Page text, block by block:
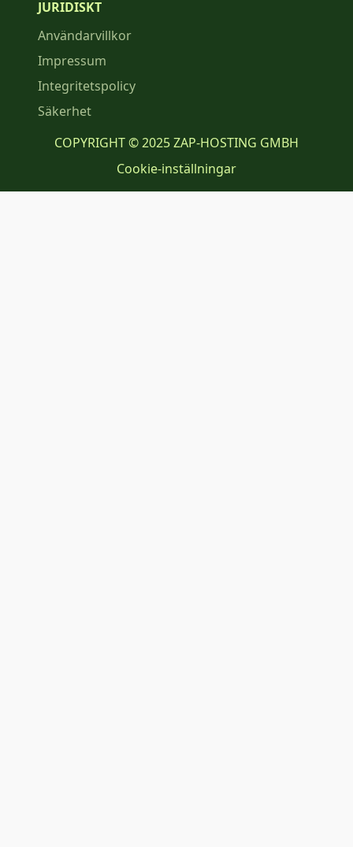
JURIDISKT
Användarvillkor
Impressum
Integritetspolicy
Säkerhet
COPYRIGHT © 2025 ZAP-HOSTING GMBH
Cookie-inställningar